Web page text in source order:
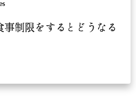
制限をするとどうなる